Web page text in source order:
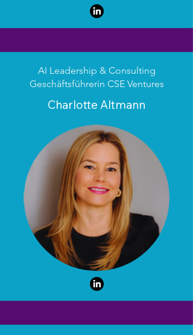
AI Leadership & Consulting
Geschäftsführerin CSE Ventures
Charlotte Altmann